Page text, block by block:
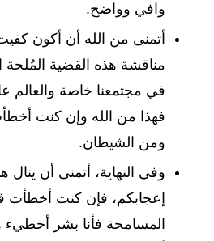
وافي وواضح.
أتمنى من الله أن أكون
مناقشة هذه القضية المُلحة
في مجتمعنا خاصة والعالم
فهذا من الله وإن كنت
ومن الشيطان.
وفي النهاية، أتمنى أن ينال
إعجابكم، فإن كنت أخطأت
المسامحة فأنا بشر